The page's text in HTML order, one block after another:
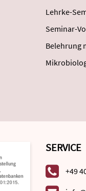
Lehrke-
Seminar-
Belehrung
SERVICE
+49